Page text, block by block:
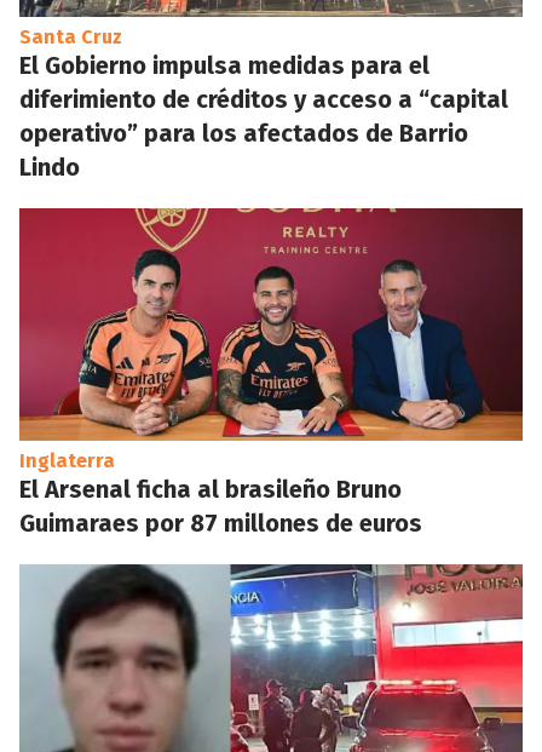
Santa Cruz
El Gobierno impulsa medidas para el
diferimiento de créditos y acceso a “capital
operativo” para los afectados de Barrio
Lindo
Inglaterra
El Arsenal ficha al brasileño Bruno
Guimaraes por 87 millones de euros